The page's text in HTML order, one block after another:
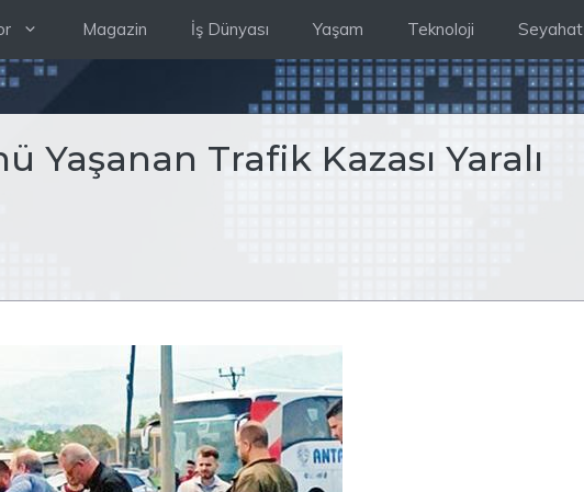
Magazin İş Dünyası Yaşam Teknoloji Seyahat
Yaşanan Trafik Kazası Yaralı